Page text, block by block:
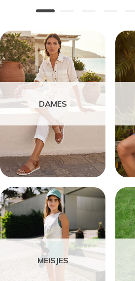
DAMES
MEISJES